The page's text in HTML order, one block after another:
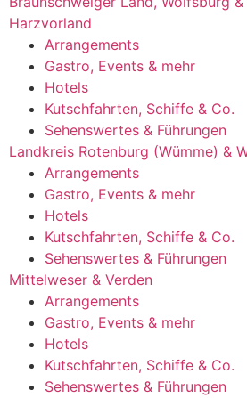
Harzvorland
Arrangements
Gastro, Events & mehr
Hotels
Kutschfahrten, Schiffe & Co.
Sehenswertes & Führungen
Landkreis Rotenburg (Wümme) &
Arrangements
Gastro, Events & mehr
Hotels
Kutschfahrten, Schiffe & Co.
Sehenswertes & Führungen
Mittelweser & Verden
Arrangements
Gastro, Events & mehr
Hotels
Kutschfahrten, Schiffe & Co.
Sehenswertes & Führungen